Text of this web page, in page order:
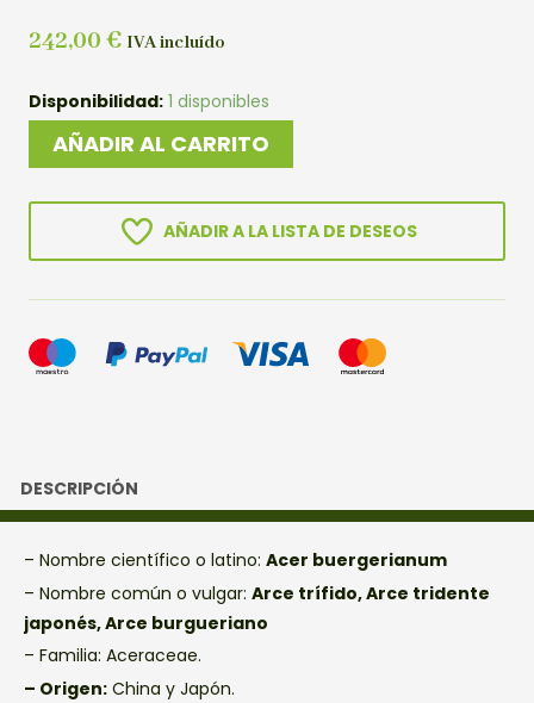
242,00 € IVA incluído
Disponibilidad: 1 disponibles
PREBONSAI
BURGERIANO
AÑADIR AL CARRITO
AÑADIR A LA LISTA DE DESEOS
DESCRIPCIÓN
– Nombre científico o latino: Acer buergerianum
– Nombre común o vulgar: Arce trífido, Arce tridente
japonés, Arce burgueriano
– Familia: Aceraceae.
– Origen: China y Japón.